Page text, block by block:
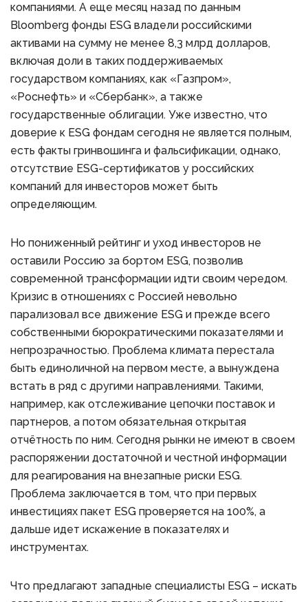
компаниями. А еще месяц назад по данным
Bloomberg фонды ESG владели российскими
активами на сумму не менее 8,3 млрд долларов,
включая доли в таких поддерживаемых
государством компаниях, как «Газпром»,
«Роснефть» и «Сбербанк», а также
государственные облигации. Уже известно, что
доверие к ESG фондам сегодня не является полным,
есть факты гринвошинга и фальсификации, однако,
отсутствие ESG-сертификатов у российских
компаний для инвесторов может быть
определяющим.
Но пониженный рейтинг и уход инвесторов не
оставили Россию за бортом ESG, позволив
современной трансформации идти своим чередом.
Кризис в отношениях с Россией невольно
парализовал все движение ESG и прежде всего
собственными бюрократическими показателями и
непрозрачностью. Проблема климата перестала
быть единоличной на первом месте, а вынуждена
встать в ряд с другими направлениями. Такими,
например, как отслеживание цепочки поставок и
партнеров, а потом обязательная открытая
отчётность по ним. Сегодня рынки не имеют в своем
распоряжении достаточной и честной информации
для реагирования на внезапные риски ESG.
Проблема заключается в том, что при первых
инвестициях пакет ESG проверяется на 100%, а
дальше идет искажение в показателях и
инструментах.
Что предлагают западные специалисты ESG – искать